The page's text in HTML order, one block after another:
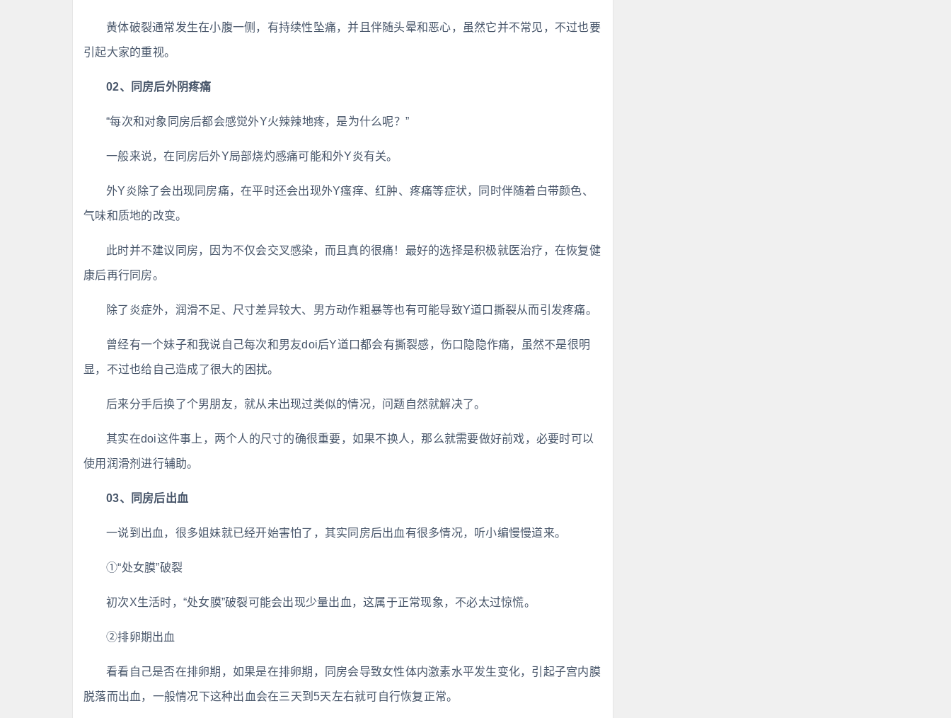
黄体破裂通常发生在小腹一侧，有持续性坠痛，并且伴随头晕和恶心，虽然它并不常见，不过也要
引起大家的重视。
02、同房后外阴疼痛
“每次和对象同房后都会感觉外Y火辣辣地疼，是为什么呢？”
一般来说，在同房后外Y局部烧灼感痛可能和外Y炎有关。
外Y炎除了会出现同房痛，在平时还会出现外Y瘙痒、红肿、疼痛等症状，同时伴随着白带颜色、
气味和质地的改变。
此时并不建议同房，因为不仅会交叉感染，而且真的很痛！最好的选择是积极就医治疗，在恢复健
康后再行同房。
除了炎症外，润滑不足、尺寸差异较大、男方动作粗暴等也有可能导致Y道口撕裂从而引发疼痛。
曾经有一个妹子和我说自己每次和男友doi后Y道口都会有撕裂感，伤口隐隐作痛，虽然不是很明
显，不过也给自己造成了很大的困扰。
后来分手后换了个男朋友，就从未出现过类似的情况，问题自然就解决了。
其实在doi这件事上，两个人的尺寸的确很重要，如果不换人，那么就需要做好前戏，必要时可以
使用润滑剂进行辅助。
03、同房后出血
一说到出血，很多姐妹就已经开始害怕了，其实同房后出血有很多情况，听小编慢慢道来。
①“处女膜”破裂
初次X生活时，“处女膜”破裂可能会出现少量出血，这属于正常现象，不必太过惊慌。
②排卵期出血
看看自己是否在排卵期，如果是在排卵期，同房会导致女性体内激素水平发生变化，引起子宫内膜
脱落而出血，一般情况下这种出血会在三天到5天左右就可自行恢复正常。